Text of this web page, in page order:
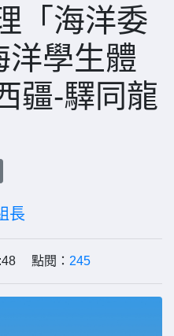
「海洋委
洋學生體
疆-驛同龍
長
點閱： 245